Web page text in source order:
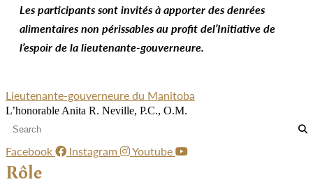
Les participants sont invités à apporter des denrées
alimentaires non périssables au profit del’Initiative de
l’espoir de la lieutenante-gouverneure.
Lieutenante-gouverneure du Manitoba
L’honorable Anita R. Neville, P.C., O.M.
Facebook Instagram Youtube
Rôle